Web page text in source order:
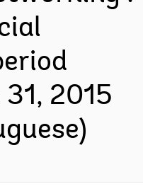
2015